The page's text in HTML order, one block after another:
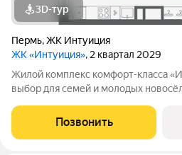
3D-тур
Пермь,ЖК Интуиция
ЖК «Интуиция», 2 квартал 2029
Жилой комплекс комфорт-класса
выбор для семей и молодых
-Космонавта Беляева -
гармонично вписан в сложившуюся
Позвонить